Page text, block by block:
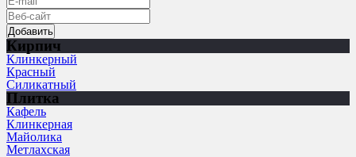
Кирпич
Клинкерный
Красный
Силикатный
Плитка
Кафель
Клинкерная
Майолика
Метлахская